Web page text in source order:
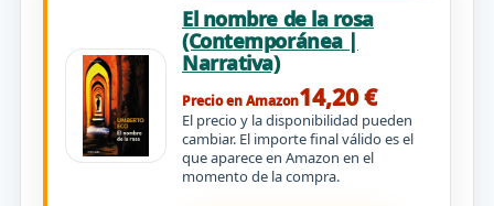
El nombre de la rosa
(Contemporánea |
Narrativa)
Precio en Amazon14,20 €
El precio y la disponibilidad pueden
cambiar. El importe final válido es el
que aparece en Amazon en el
momento de la compra.